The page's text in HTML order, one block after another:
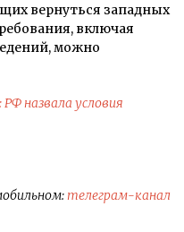
вернуться западных
включая
можно
назвала условия
телеграм-канал